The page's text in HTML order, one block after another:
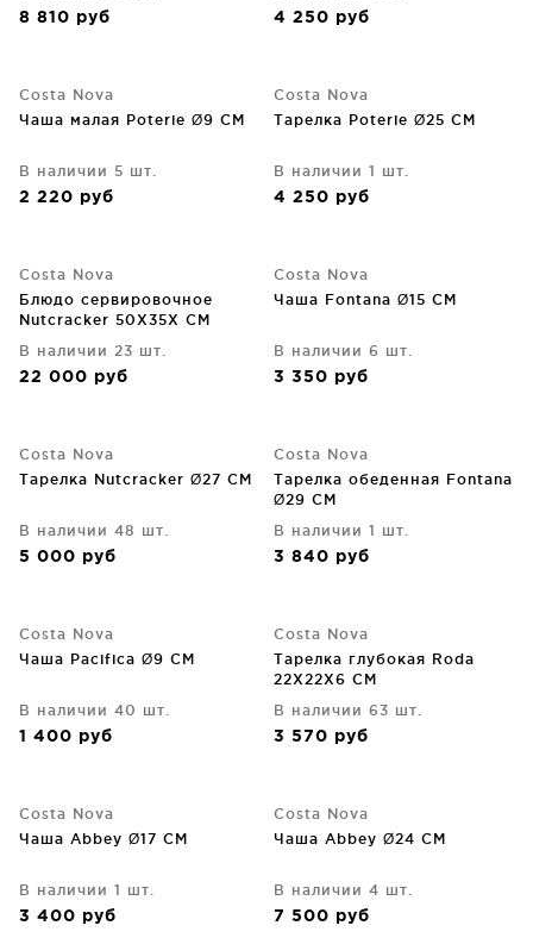
8 810 руб 4 250 руб
Costa Nova
Чаша малая Poterie Ø9 CM
В наличии 5 шт.
2 220 руб
Costa Nova
Тарелка Poterie Ø25 CM
В наличии 1 шт.
4 250 руб
Costa Nova
Блюдо сервировочное
Nutcracker 50X35X CM
В наличии 23 шт.
22 000 руб
Costa Nova
Чаша Fontana Ø15 CM
В наличии 6 шт.
3 350 руб
Costa Nova
Тарелка Nutcracker Ø27 CM
В наличии 48 шт.
5 000 руб
Costa Nova
Тарелка обеденная Fontana
Ø29 CM
В наличии 1 шт.
3 840 руб
Costa Nova
Чаша Pacifica Ø9 CM
В наличии 40 шт.
1 400 руб
Costa Nova
Тарелка глубокая Roda
22X22X6 CM
В наличии 63 шт.
3 570 руб
Costa Nova
Чаша Abbey Ø17 CM
В наличии 1 шт.
3 400 руб
Costa Nova
Чаша Abbey Ø24 CM
В наличии 4 шт.
7 500 руб